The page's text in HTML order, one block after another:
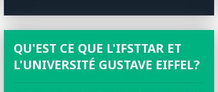
QU'EST CE QUE L'IFSTTAR ET
L'UNIVERSITÉ GUSTAVE EIFFEL?